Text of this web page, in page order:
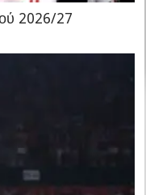
2026/27